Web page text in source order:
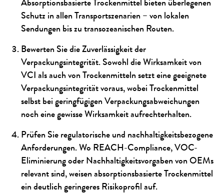
Schutz in allen Transportszenarien – von lokalen
Sendungen bis zu transozeanischen Routen.
Bewerten Sie die Zuverlässigkeit der
Verpackungsintegrität. Sowohl die Wirksamkeit von
VCI als auch von Trockenmitteln setzt eine geeignete
Verpackungsintegrität voraus, wobei Trockenmittel
selbst bei geringfügigen Verpackungsabweichungen
noch eine gewisse Wirksamkeit aufrechterhalten.
Prüfen Sie regulatorische und nachhaltigkeitsbezogene
Anforderungen. Wo REACH-Compliance, VOC-
Eliminierung oder Nachhaltigkeitsvorgaben von OEMs
relevant sind, weisen absorptionsbasierte Trockenmittel
ein deutlich geringeres Risikoprofil auf.